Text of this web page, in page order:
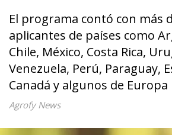
El programa contó con más
aplicantes de países como
Chile, México, Costa Rica,
Venezuela, Perú, Paraguay,
Canadá y algunos de Europa
Agrofy News